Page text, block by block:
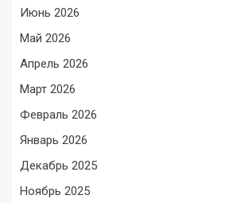
Июнь 2026
Май 2026
Апрель 2026
Март 2026
Февраль 2026
Январь 2026
Декабрь 2025
Ноябрь 2025